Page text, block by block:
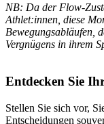
NB: Da der Flow-
Athlet:innen, diese
Bewegungsabläufen,
Vergnügens in ihrem
Entdecken Sie
Stellen Sie sich vor,
Entscheidungen